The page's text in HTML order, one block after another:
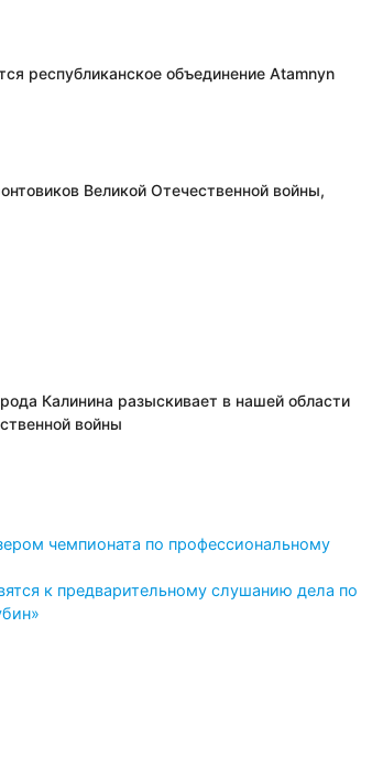
республиканское объединение Atamnyn
Великой Отечественной войны,
Калинина разыскивает в нашей области
войны
чемпионата по профессиональному
к предварительному слушанию дела по